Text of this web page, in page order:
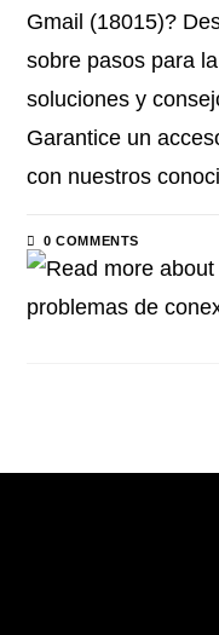
Gmail (18015)?
sobre pasos para
soluciones y
Garantice un
con nuestros
0 COMMENTS